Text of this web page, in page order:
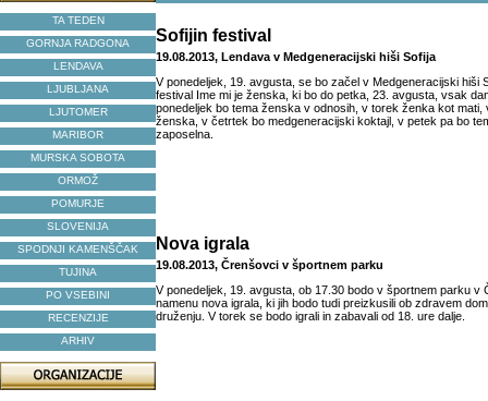
TA TEDEN
GORNJA RADGONA
LENDAVA
LJUBLJANA
LJUTOMER
MARIBOR
MURSKA SOBOTA
ORMOŽ
POMURJE
SLOVENIJA
SPODNJI KAMENŠČAK
TUJINA
PO VSEBINI
RECENZIJE
ARHIV
Sofijin festival
19.08.2013, Lendava v Medgeneracijski hiši Sofija
V ponedeljek, 19. avgusta, se bo začel v Medgeneracijski hiši
festival Ime mi je ženska, ki bo do petka, 23. avgusta, vsak
ponedeljek bo tema ženska v odnosih, v torek ženka kot mati,
ženska, v četrtek bo medgeneracijski koktajl, v petek pa bo
zaposelna.
Nova igrala
19.08.2013, Črenšovci v športnem parku
V ponedeljek, 19. avgusta, ob 17.30 bodo v športnem parku v
namenu nova igrala, ki jih bodo tudi preizkusili ob zdravem
druženju. V torek se bodo igrali in zabavali od 18. ure dalje.